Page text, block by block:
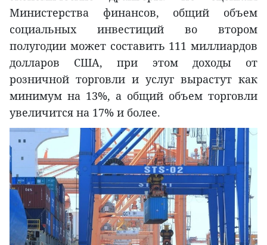
Министерства финансов, общий объем
социальных инвестиций во втором
полугодии может составить 111 миллиардов
долларов США, при этом доходы от
розничной торговли и услуг вырастут как
минимум на 13%, а общий объем торговли
увеличится на 17% и более.